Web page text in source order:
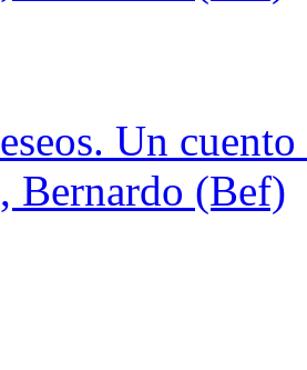
Un cuento
Bernardo (Bef)